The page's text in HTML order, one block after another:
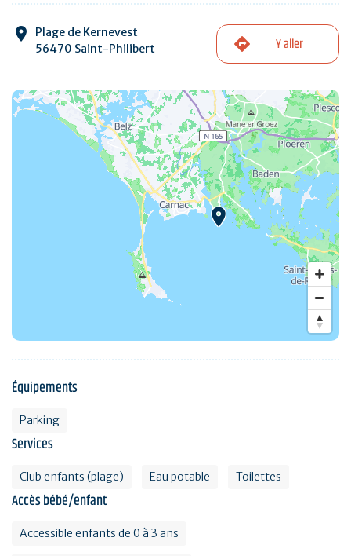
Plage de Kernevest
56470 Saint-Philibert
Y aller
Équipements
Parking
Services
Club enfants (plage) Eau potable Toilettes
Accès bébé/enfant
Accessible enfants de 0 à 3 ans